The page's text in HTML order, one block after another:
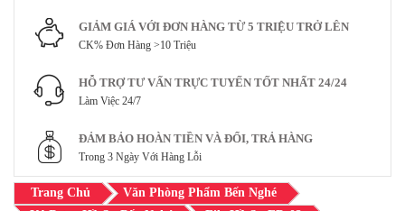
GIẢM GIÁ VỚI ĐƠN HÀNG TỪ 5 TRIỆU TRỞ LÊN
CK% Đơn Hàng >10 Triệu
HỖ TRỢ TƯ VẤN TRỰC TUYẾN TỐT NHẤT 24/24
Làm Việc 24/7
ĐẢM BẢO HOÀN TIỀN VÀ ĐỔI, TRẢ HÀNG
Trong 3 Ngày Với Hàng Lỗi
Trang Chủ
Văn Phòng Phẩm Bến Nghé